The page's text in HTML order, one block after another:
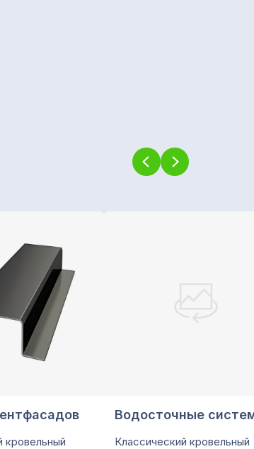
кровельный
Водосточные
Классический кровельный